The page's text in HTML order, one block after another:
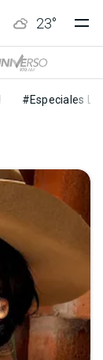
23°
#Especiales LN